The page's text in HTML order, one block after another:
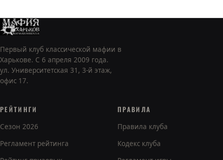
Первый клуб классической мафии в
Харькове. С 6 апреля 2009 года.
ул. Университетская 31, 3-й этаж,
офис 17.
РЕЙТИНГИ
Сезон 2026
Регламент рейтинга
ПРАВИЛА
Правила клуба
Кодекс клуба